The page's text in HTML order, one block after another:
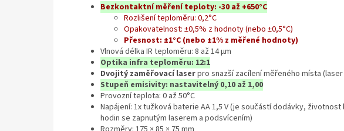
Bezkontaktní měření teploty: -30 až +650°C
Rozlišení teploměru: 0,2°C
Opakovatelnost: ±0,5% z hodnoty (nebo ±0,5°C)
Přesnost: ±1°C (nebo ±1% z měřené hodnoty)
Vlnová délka IR teploměru: 8 až 14 µm
Optika infra teploměru: 12:1
Dvojitý zaměřovací laserpro snazší zacílení měřeného místa
Stupeň emisivity: nastavitelný 0,10 až 1,00
Provozní teplota: 0 až 50°C
Napájení: 1x tužková baterie AA 1,5 V (je součástí dodávky, životnost
hodin se zapnutým laserem a podsvícením)